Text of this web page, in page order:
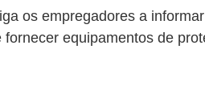
os empregadores a
equipamentos de